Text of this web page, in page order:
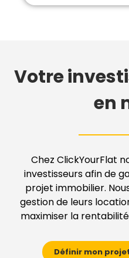
Votre
en
Chez ClickYourFlat
investisseurs afin de
projet immobilier.
gestion de leurs
maximiser la
Définir mon